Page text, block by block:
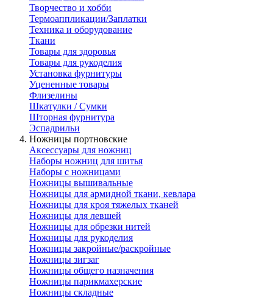
Творчество и хобби
Термоаппликации/Заплатки
Техника и оборудование
Ткани
Товары для здоровья
Товары для рукоделия
Установка фурнитуры
Уцененные товары
Флизелины
Шкатулки / Сумки
Шторная фурнитура
Эспадрильи
Ножницы портновские
Аксессуары для ножниц
Наборы ножниц для шитья
Наборы с ножницами
Ножницы вышивальные
Ножницы для армидной ткани, кевлара
Ножницы для кроя тяжелых тканей
Ножницы для левшей
Ножницы для обрезки нитей
Ножницы для рукоделия
Ножницы закройные/раскройные
Ножницы зигзаг
Ножницы общего назначения
Ножницы парикмахерские
Ножницы складные